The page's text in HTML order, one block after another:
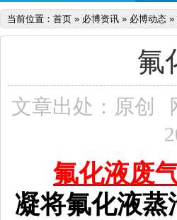
当前位置： 首页 » 必博资讯 » 必博动态 »
氟
文章出处：原创
氟化液废
凝将氟化液